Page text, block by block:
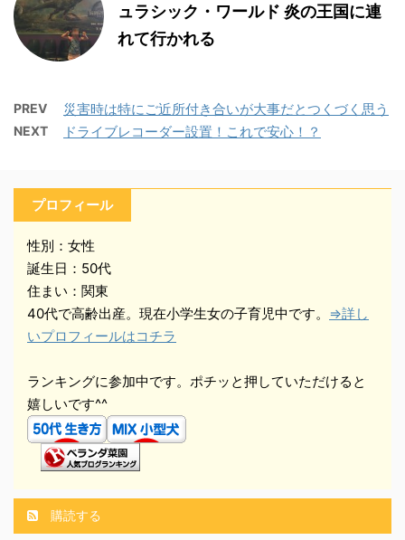
ュラシック・ワールド 炎の王国に連
れて行かれる
PREV 災害時は特にご近所付き合いが大事だとつくづく思う
NEXT ドライブレコーダー設置！これで安心！？
プロフィール
性別：女性
誕生日：50代
住まい：関東
40代で高齢出産。現在小学生女の子育児中です。 ⇒詳し
いプロフィールはコチラ
ランキングに参加中です。ポチッと押していただけると
嬉しいです^^
購読する